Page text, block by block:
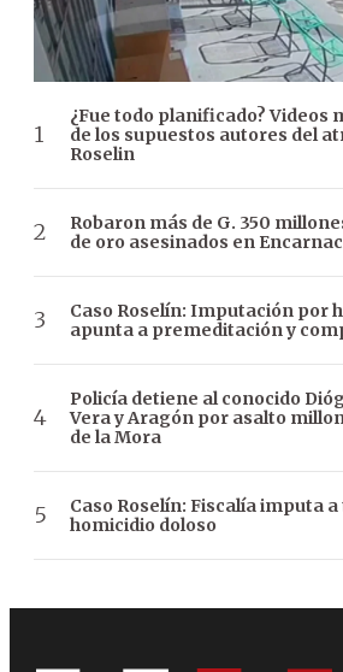
¿Fue todo planificado? Videos
de los supuestos autores del
Roselin
Robaron más de G. 350
de oro asesinados en
Caso Roselín: Imputación por
apunta a premeditación y
Policía detiene al conocido
Vera y Aragón por asalto
de la Mora
Caso Roselín: Fiscalía imputa
homicidio doloso